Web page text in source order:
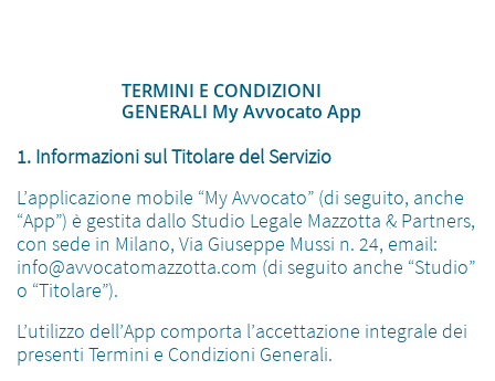
TERMINI E CONDIZIONI
GENERALI My Avvocato App
1. Informazioni sul Titolare del Servizio
L’applicazione mobile “My Avvocato” (di seguito, anche
“App”) è gestita dallo Studio Legale Mazzotta & Partners,
con sede in Milano, Via Giuseppe Mussi n. 24, email:
info@avvocatomazzotta.com (di seguito anche “Studio”
o “Titolare”).
L’utilizzo dell’App comporta l’accettazione integrale dei
presenti Termini e Condizioni Generali.